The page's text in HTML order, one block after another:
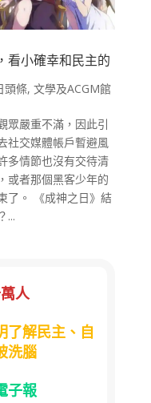
看小確幸和民主的
頭條, 文學及ACGM館
眾嚴重不滿，因此引
社交媒體帳戶暫避風
多情節也沒有交待清
或者那個黑客少年的
了。 《成神之日》結
...
人
了解民主、自
洗腦
子報